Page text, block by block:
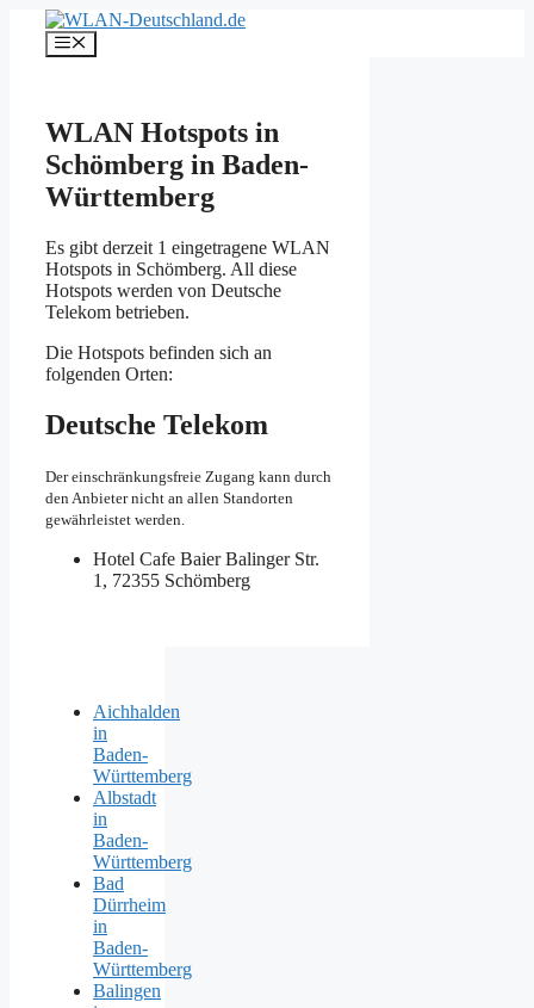
Inhalt
springen
Menü
WLAN Hotspots in
Schömberg in Baden-
Württemberg
Es gibt derzeit 1 eingetragene WLAN
Hotspots in Schömberg. All diese
Hotspots werden von Deutsche
Telekom betrieben.
Die Hotspots befinden sich an
folgenden Orten:
Deutsche Telekom
Der einschränkungsfreie Zugang kann durch
den Anbieter nicht an allen Standorten
gewährleistet werden.
Hotel Cafe BaierBalinger Str.
1, 72355 Schömberg
Aichhalden
in
Baden-
Württemberg
Albstadt
in
Baden-
Württemberg
Bad
Dürrheim
in
Baden-
Württemberg
Balingen